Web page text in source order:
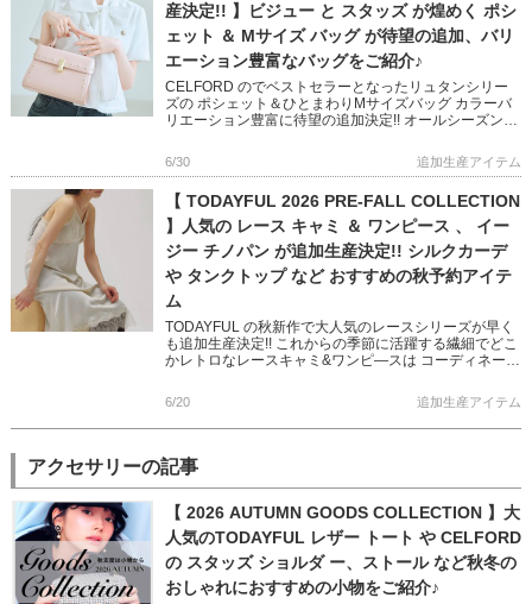
産決定!! 】ビジュー と スタッズ が煌めく ポシ
ェット ＆ Mサイズ バッグ が待望の追加、バリ
エーション豊富なバッグをご紹介♪
CELFORD のでベストセラーとなったリュタンシリー
ズの ポシェット＆ひとまわりMサイズバッグ カラーバ
リエーション豊富に待望の追加決定!! オールシーズン、
マルチケ […]
6/30 追加生産アイテム
【 TODAYFUL 2026 PRE-FALL COLLECTION
】人気の レース キャミ ＆ ワンピース 、 イー
ジー チノパン が追加生産決定!! シルクカーデ
や タンクトップ など おすすめの秋予約アイテ
ム
TODAYFUL の秋新作で大人気のレースシリーズが早く
も追加生産決定!! これからの季節に活躍する繊細でどこ
かレトロなレースキャミ&ワンピ―スは コーディネート
[…]
6/20 追加生産アイテム
アクセサリーの記事
【 2026 AUTUMN GOODS COLLECTION 】大
人気のTODAYFUL レザー トート や CELFORD
の スタッズ ショルダ ー、ストール など秋冬の
おしゃれにおすすめの小物をご紹介♪